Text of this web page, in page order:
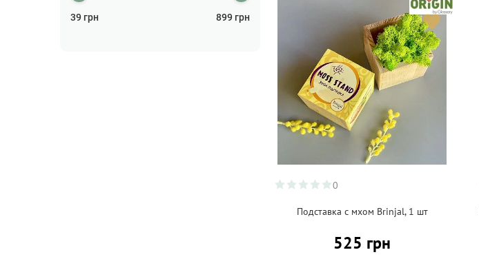
39 грн 899 грн
0
Подставка с мхом Brinjal, 1 шт
525 грн